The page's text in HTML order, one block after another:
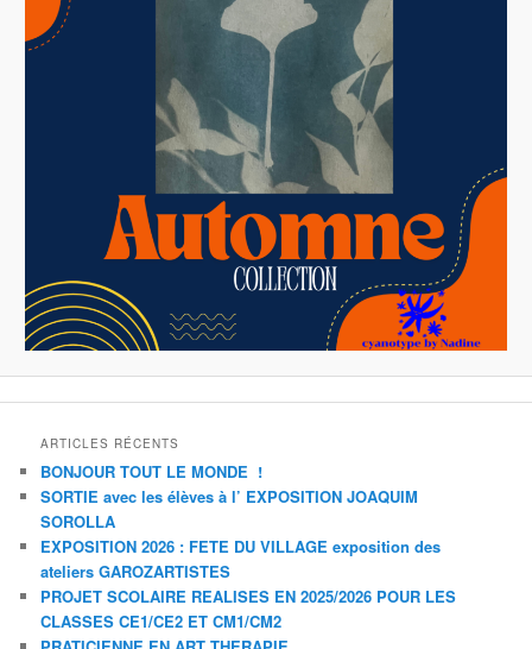
ARTICLES RÉCENTS
BONJOUR TOUT LE MONDE !
SORTIE avec les élèves à l’ EXPOSITION JOAQUIM
SOROLLA
EXPOSITION 2026 : FETE DU VILLAGE exposition des
ateliers GAROZARTISTES
PROJET SCOLAIRE REALISES EN 2025/2026 POUR LES
CLASSES CE1/CE2 ET CM1/CM2